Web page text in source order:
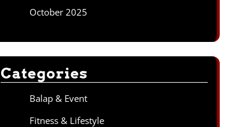
October 2025
Categories
Balap & Event
Fitness & Lifestyle